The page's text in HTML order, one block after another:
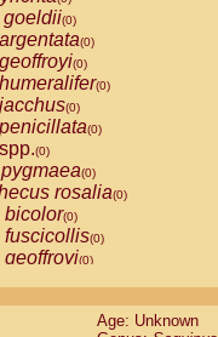
goeldii(0)
(0)
(0)
(0)
(0)
(0)
(0)
(0)
rosalia(0)
bicolor(0)
fuscicollis(0)
(0)
labiatus(0)
(0)Age: Unknown